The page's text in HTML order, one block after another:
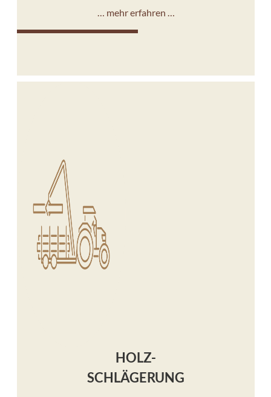
… mehr erfahren …
HOLZ-
SCHLÄGERUNG